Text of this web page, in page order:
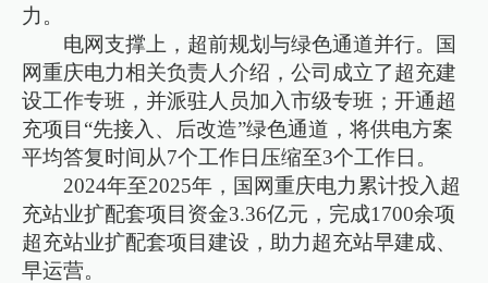
力。
电网支撑上，超前规划与绿色通道并行。国
网重庆电力相关负责人介绍，公司成立了超充建
设工作专班，并派驻人员加入市级专班；开通超
充项目“先接入、后改造”绿色通道，将供电方案
平均答复时间从7个工作日压缩至3个工作日。
2024年至2025年，国网重庆电力累计投入超
充站业扩配套项目资金3.36亿元，完成1700余项
超充站业扩配套项目建设，助力超充站早建成、
早运营。